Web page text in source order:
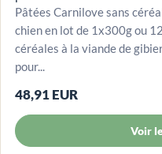
Pâtées Carnilove sans
chien en lot de 1x300g ou
céréales à la viande de
pour...
48,91 EUR
Voir